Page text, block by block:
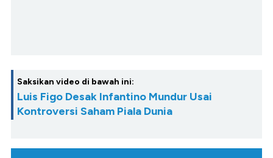
Saksikan video di bawah ini:
Luis Figo Desak Infantino Mundur Usai
Kontroversi Saham Piala Dunia